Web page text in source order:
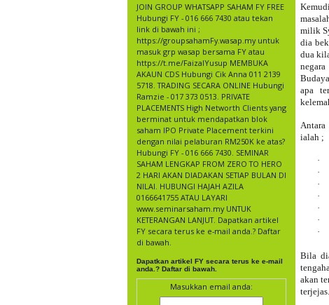
JOIN GROUP WHATSAPP SAHAM FY FREE
Hubungi FY - 016 666 7430 atau tekan
link di bawah ini ;
https://groupsahamFy.wasap.my untuk
masuk grp wasap bersama FY atau
https://t.me/FaizalYusup MEMBUKA
AKAUN CDS Hubungi Cik Anna 011 2139
5718. TRADING SECARA ONLINE Hubungi
Ramzie - 017 373 0513. PRIVATE
PLACEMENTS High Networth Clients yang
berminat untuk mendapatkan blok
saham IPO Private Placement terkini
dengan nilai pelaburan RM250K ke atas?
Hubungi FY - 016 666 7430. SEMINAR
SAHAM LENGKAP FROM ZERO TO HERO
2 HARI AKAN DIADAKAN SETIAP BULAN DI
NILAI. HUBUNGI HAJAH AZILA
0166641755 ATAU LAYARI
www.seminarsaham.my UNTUK
KETERANGAN LANJUT. Dapatkan artikel
FY secara terus ke e-mail anda.? Daftar
di bawah.
Dapatkan artikel FY secara terus ke e-mail
anda.? Daftar di bawah.
Masukkan email anda:
milik
dia
dua
apa
ialah ;
·
·
·
·
·
·
·
Bila
akan
terjejas.